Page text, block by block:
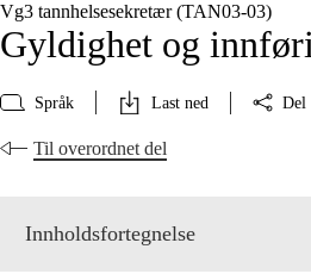
Vg3 tannhelsesekretær (TAN03‑03)
Gyldighet og
Språk Last ned Del
Til overordnet del
Innholdsfortegnelse